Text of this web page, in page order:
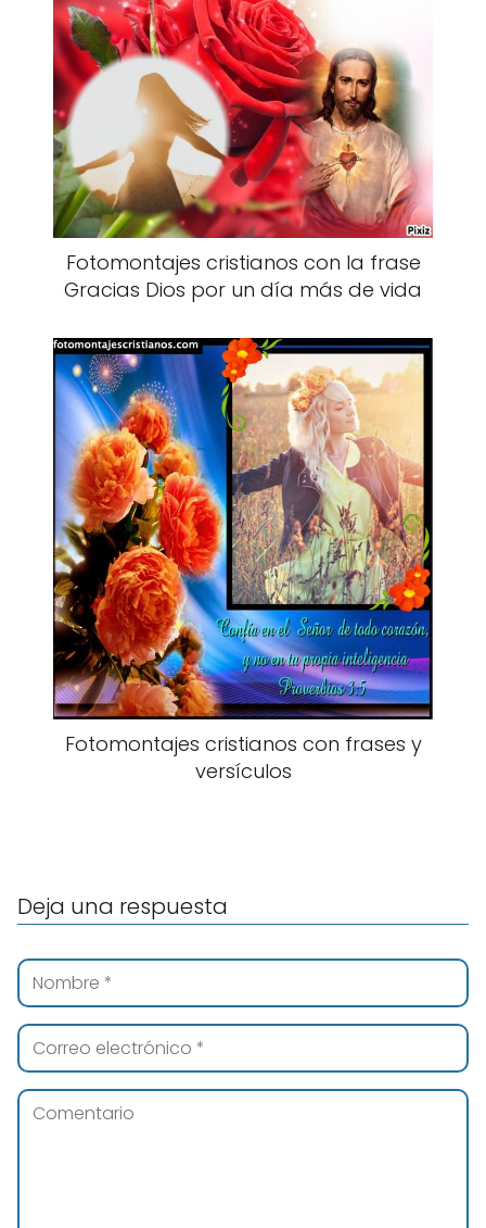
Fotomontajes cristianos con la frase
Gracias Dios por un día más de vida
Fotomontajes cristianos con frases y
versículos
Deja una respuesta